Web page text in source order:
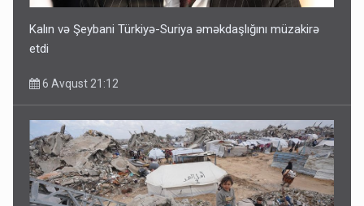
Kalın və Şeybani Türkiyə-Suriya əməkdaşlığını müzakirə
etdi
6 Avqust 21:12